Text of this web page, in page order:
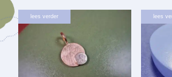
lees verder lees